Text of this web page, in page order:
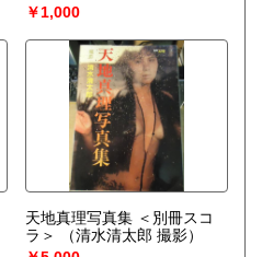
￥1,000
天地真理写真集 ＜別冊スコ
ラ＞
（清水清太郎 撮影）